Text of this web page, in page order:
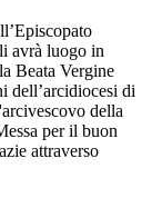
avrà luogo in
Beata Vergine
dell’arcidiocesi di
della
per il buon
attraverso